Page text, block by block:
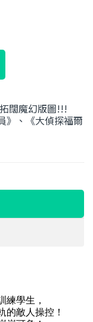
闊魔幻版圖!!!
》、《大偵探福爾
練學生，
的敵人操控！